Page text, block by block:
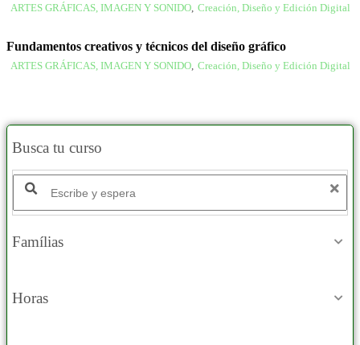
ARTES GRÁFICAS, IMAGEN Y SONIDO, Creación, Diseño y Edición Digital
Fundamentos creativos y técnicos del diseño gráfico
ARTES GRÁFICAS, IMAGEN Y SONIDO, Creación, Diseño y Edición Digital
Busca tu curso
Famílias
Horas